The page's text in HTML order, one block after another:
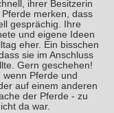
ihrer Besitzerin
merken, dass
gesprächig. Ihre
und eigene Ideen
eher. Ein bisschen
sie im Anschluss
Gern geschehen!
Pferde und
auf einem anderen
der Pferde - zu
da war.